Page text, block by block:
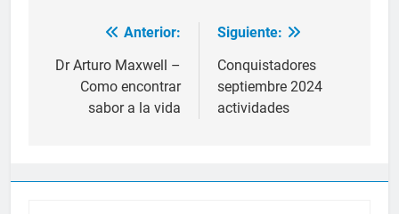
Navegación
de
entradas
Anterior:
Dr Arturo Maxwell –
Como encontrar
sabor a la vida
Siguiente:
Conquistadores
septiembre 2024
actividades